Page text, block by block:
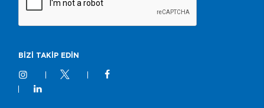
BİZİ TAKİP EDİN